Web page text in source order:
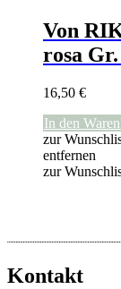
Von
rosa
16,50 €
In den
zur
entfernen
zur
Kontakt